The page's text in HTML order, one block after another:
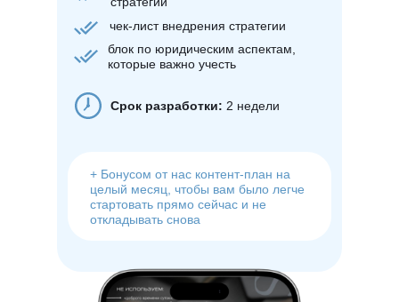
блок по юридическим аспектам,
которые важно учесть
чек-лист внедрения стратегии
+ Бонусом от нас контент-план на
целый месяц, чтобы вам было легче
стартовать прямо сейчас и не
откладывать снова
Срок разработки: 2 недели